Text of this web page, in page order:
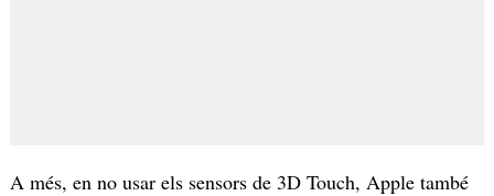
A més, en no usar els sensors de 3D Touch, Apple també